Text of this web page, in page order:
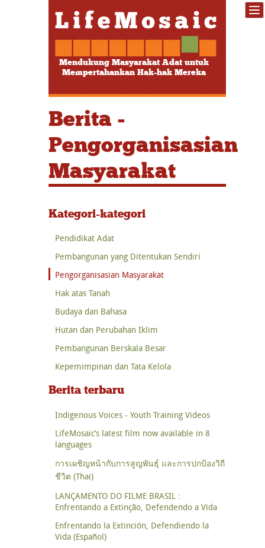
Mendukung Masyarakat Adat untuk
Mempertahankan Hak-hak Mereka
Berita -
Pengorganisasian
Masyarakat
Kategori-kategori
Pendidikat Adat
Pembangunan yang Ditentukan Sendiri
Pengorganisasian Masyarakat
Hak atas Tanah
Budaya dan Bahasa
Hutan dan Perubahan Iklim
Pembangunan Berskala Besar
Kepemimpinan dan Tata Kelola
Berita terbaru
Indigenous Voices - Youth Training Videos
LifeMosaic’s latest film now available in 8
languages
การเผชิญหน้ากับการสูญพันธุ์ และการปกป้องวิถี
ชีวิต (Thai)
LANÇAMENTO DO FILME BRASIL :
Enfrentando a Extinção, Defendendo a Vida
Enfrentando la Extinción, Defendiendo la
Vida (Español)